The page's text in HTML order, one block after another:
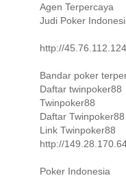
Agen Terpercaya
Judi Poker
http://
Bandar poker
Daftar twinpoker88
Twinpoker88
Daftar Twinpoker88
Link Twinpoker88
http://
Poker Indonesia